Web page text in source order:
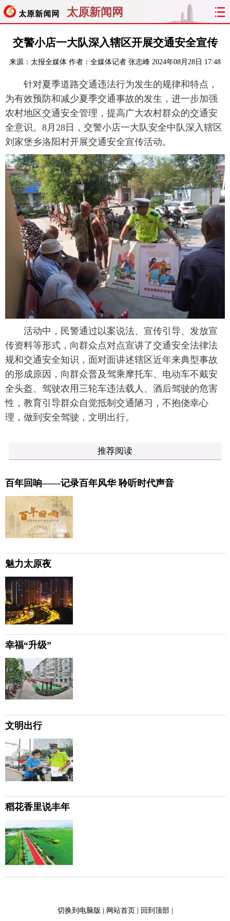
太原新闻网
首页 聚焦 太原 山西
经济 关注 文明 出行
纵横 曝光 综合 专题
旅游 理财 政务 教育
看天下 晋月读 最太原
太原日报 太原晚报 热评 社区
交警小店一大队深入辖区开展交通安全宣传
来源： 太报全媒体 作者：全媒体记者 张志峰 2024年08月28日 17:48
针对夏季道路交通违法行为发生的规律和特点，
为有效预防和减少夏季交通事故的发生，进一步加强
农村地区交通安全管理，提高广大农村群众的交通安
全意识。8月28日，交警小店一大队安全中队深入辖区
刘家堡乡洛阳村开展交通安全宣传活动。
活动中，民警通过以案说法、宣传引导、发放宣
传资料等形式，向群众点对点宣讲了交通安全法律法
规和交通安全知识，面对面讲述辖区近年来典型事故
的形成原因，向群众普及驾乘摩托车、电动车不戴安
全头盔、驾驶农用三轮车违法载人、酒后驾驶的危害
性，教育引导群众自觉抵制交通陋习，不抱侥幸心
理，做到安全驾驶，文明出行。
推荐阅读
百年回响——记录百年风华 聆听时代声音
魅力太原夜
幸福“升级”
文明出行
稻花香里说丰年
切换到电脑版 网站首页 回到顶部|